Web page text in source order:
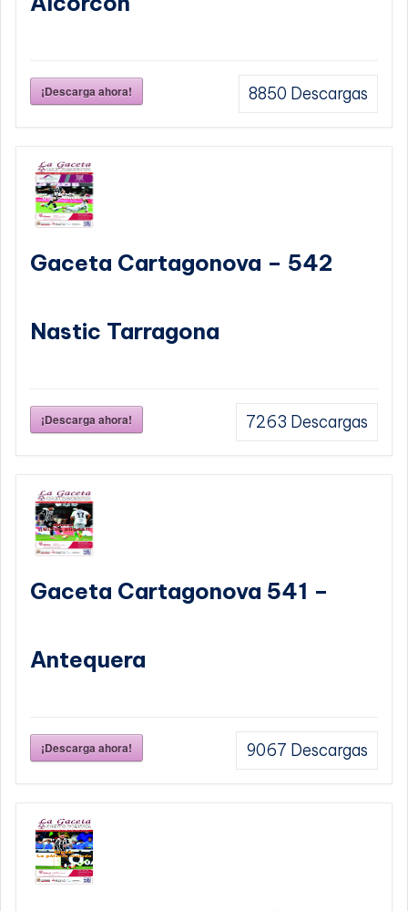
¡Descarga ahora! 8850 Descargas
Gaceta Cartagonova – 542
Nastic Tarragona
¡Descarga ahora! 7263 Descargas
Gaceta Cartagonova 541 –
Antequera
¡Descarga ahora! 9067 Descargas